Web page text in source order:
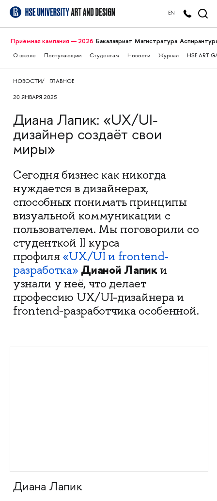
EN
Приёмная кампания — 2026 Бакалавриат Магистратура
О школе Поступающим Студентам Новости Журнал HSE ART
НОВОСТИ ГЛАВНОЕ
20 ЯНВАРЯ 2025
Диана Лапик: «UX/UI-
дизайнер создаёт свои
миры»
Сегодня бизнес как никогда
нуждается в дизайнерах,
способных понимать принципы
визуальной коммуникации с
пользователем. Мы поговорили со
студенткой II курса
профиля «UX/UI и frontend-
разработка» Дианой Лапик и
узнали у неё, что делает
профессию UX/UI-дизайнера и
frontend-разработчика особенной.
Диана Лапик